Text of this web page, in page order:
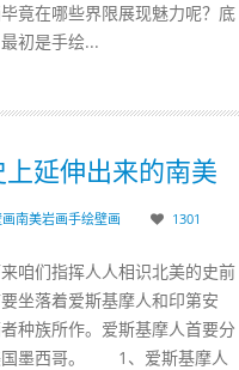
竟在哪些界限展现魅力呢？底
初是手绘...
延伸出来的南美
画南美岩画手绘壁画 1301
们指挥人人相识北美的史前
坐落着爱斯基摩人和印第安
种族所作。爱斯基摩人首要分
国墨西哥。 1、爱斯基摩人